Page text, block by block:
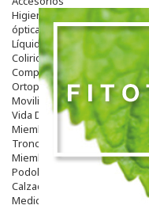
Higiene
óptica
Líquidos Lentillas
Colirios
Complementos Alimentarios.
Ortopedia - Accesorios
Movilidad
Vida Diaria
Miembro Superior
Tronco
Miembro Inferior
Podología
Calzado
Medicamentos